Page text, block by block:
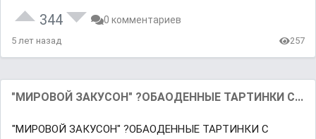
344 0 комментариев
5 лет назад 257
"МИРОВОЙ ЗАКУСОН" ?ОБАОДЕННЫЕ ТАРТИНКИ С...
"МИРОВОЙ ЗАКУСОН" ?ОБАОДЕННЫЕ ТАРТИНКИ С